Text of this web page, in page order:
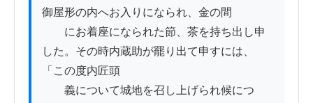
御屋形の内へお入りになられ、金の間
にお着座になられた節、茶を持ち出し申
した。その時内蔵助が罷り出て申すには、
「この度内匠頭
義について城地を召し上げられ候につ